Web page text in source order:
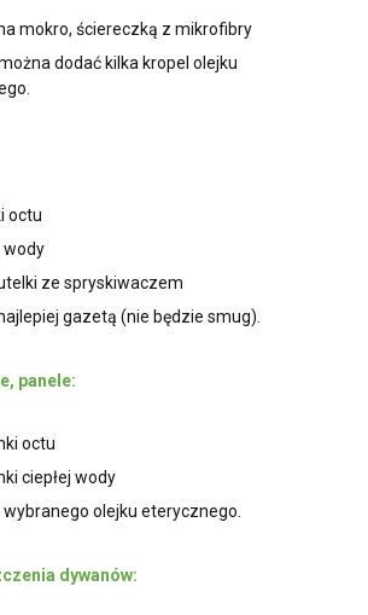
mokro, ściereczką z mikrofibry
dodać kilka kropel olejku
octu
wody
ze spryskiwaczem
gazetą (nie będzie smug).
panele:
octu
ciepłej wody
olejku eterycznego.
dywanów: